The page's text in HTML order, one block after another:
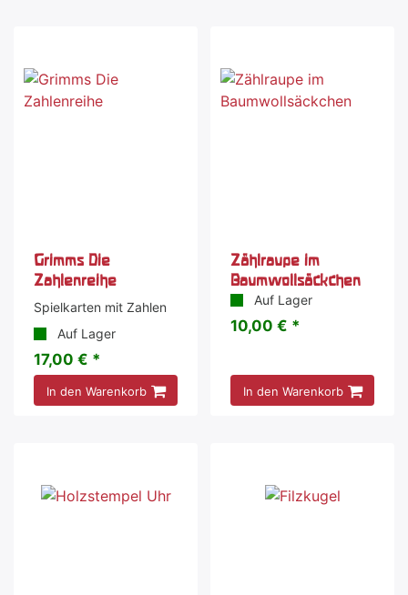
Grimms Die
Zahlenreihe
Spielkarten mit Zahlen
Auf Lager
17,00 € *
In den Warenkorb
Zählraupe im
Baumwollsäckchen
Auf Lager
10,00 € *
In den Warenkorb